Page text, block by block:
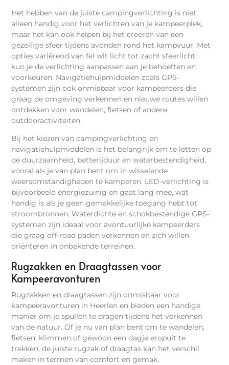
Het hebben van de juiste campingverlichting is niet
alleen handig voor het verlichten van je kampeerplek,
maar het kan ook helpen bij het creëren van een
gezellige sfeer tijdens avonden rond het kampvuur. Met
opties variërend van fel wit licht tot zacht sfeerlicht,
kun je de verlichting aanpassen aan je behoeften en
voorkeuren. Navigatiehulpmiddelen zoals GPS-
systemen zijn ook onmisbaar voor kampeerders die
graag de omgeving verkennen en nieuwe routes willen
ontdekken voor wandelen, fietsen of andere
outdooractiviteiten.
Bij het kiezen van campingverlichting en
navigatiehulpmiddelen is het belangrijk om te letten op
de duurzaamheid, batterijduur en waterbestendigheid,
vooral als je van plan bent om in wisselende
weersomstandigheden te kamperen. LED-verlichting is
bijvoorbeeld energiezuinig en gaat lang mee, wat
handig is als je geen gemakkelijke toegang hebt tot
stroombronnen. Waterdichte en schokbestendige GPS-
systemen zijn ideaal voor avontuurlijke kampeerders
die graag off-road paden verkennen en zich willen
oriënteren in onbekende terreinen.
Rugzakken en Draagtassen voor
Kampeeravonturen
Rugzakken en draagtassen zijn onmisbaar voor
kampeeravonturen in Heerlen en bieden een handige
manier om je spullen te dragen tijdens het verkennen
van de natuur. Of je nu van plan bent om te wandelen,
fietsen, klimmen of gewoon een dagje eropuit te
trekken, de juiste rugzak of draagtas kan het verschil
maken in termen van comfort en gemak.